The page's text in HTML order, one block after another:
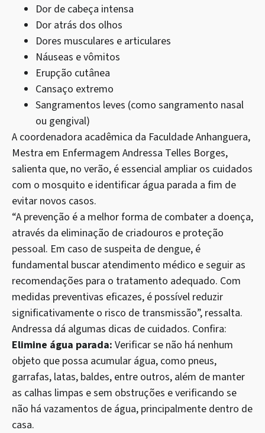
Dor de cabeça intensa
Dor atrás dos olhos
Dores musculares e articulares
Náuseas e vômitos
Erupção cutânea
Cansaço extremo
Sangramentos leves (como sangramento nasal
ou gengival)
A coordenadora acadêmica da Faculdade Anhanguera,
Mestra em Enfermagem Andressa Telles Borges,
salienta que, no verão, é essencial ampliar os cuidados
com o mosquito e identificar água parada a fim de
evitar novos casos.
“A prevenção é a melhor forma de combater a doença,
através da eliminação de criadouros e proteção
pessoal. Em caso de suspeita de dengue, é
fundamental buscar atendimento médico e seguir as
recomendações para o tratamento adequado. Com
medidas preventivas eficazes, é possível reduzir
significativamente o risco de transmissão”, ressalta.
Andressa dá algumas dicas de cuidados. Confira:
Elimine água parada: Verificar se não há nenhum
objeto que possa acumular água, como pneus,
garrafas, latas, baldes, entre outros, além de manter
as calhas limpas e sem obstruções e verificando se
não há vazamentos de água, principalmente dentro de
casa.